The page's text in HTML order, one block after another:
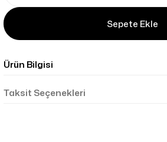
Sepete Ekle
Ürün Bilgisi
Taksit Seçenekleri